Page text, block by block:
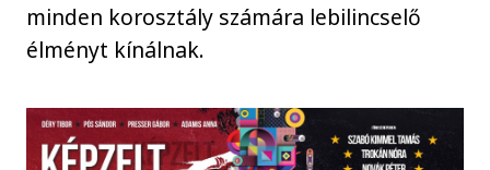
minden korosztály számára lebilincselő
élményt kínálnak.